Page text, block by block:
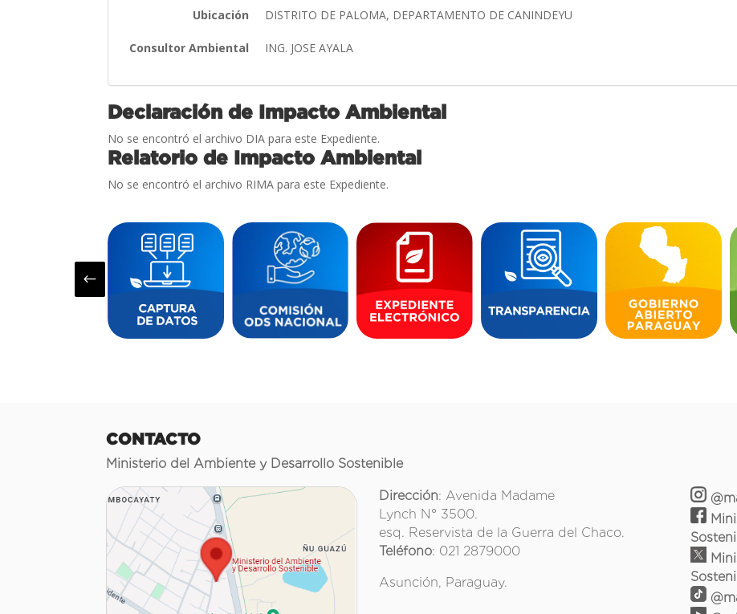
Ubicación DISTRITO DE PALOMA, DEPARTAMENTO DE CANINDEYU
Consultor Ambiental ING. JOSE AYALA
Declaración de Impacto Ambiental
No se encontró el archivo DIA para este Expediente.
Relatorio de Impacto Ambiental
No se encontró el archivo RIMA para este Expediente.
#
CONTACTO
Ministerio del Ambiente y Desarrollo Sostenible
Dirección: Avenida Madame
Lynch N° 3500.
esq. Reservista de la Guerra del Chaco.
Teléfono: 021 2879000
Asunción, Paraguay.